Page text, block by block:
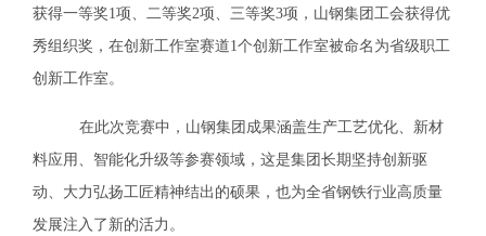
获得一等奖1项、二等奖2项、三等奖3项，山钢集团工会获得优
秀组织奖，在创新工作室赛道1个创新工作室被命名为省级职工
创新工作室。
在此次竞赛中，山钢集团成果涵盖生产工艺优化、新材
料应用、智能化升级等参赛领域，这是集团长期坚持创新驱
动、大力弘扬工匠精神结出的硕果，也为全省钢铁行业高质量
发展注入了新的活力。